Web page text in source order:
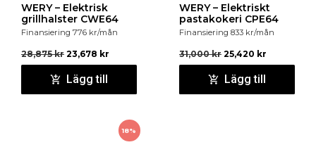
WERY – Elektrisk
grillhalster CWE64
Finansiering 776 kr/mån
28,875kr 23,678 kr
Lägg till
WERY – Elektriskt
pastakokeri CPE64
Finansiering 833 kr/mån
31,000kr 25,420 kr
Lägg till
18%